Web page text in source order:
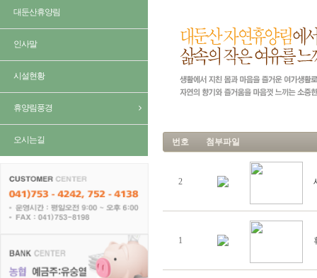
대둔산휴양림
인사말
시설현황
휴양림풍경
오시는길 번호 첨부파일
2
1